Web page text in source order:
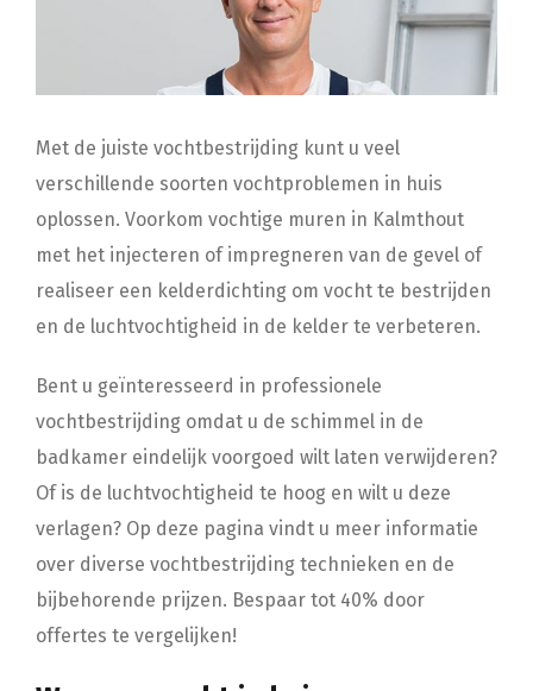
Met de juiste vochtbestrijding kunt u veel
verschillende soorten vochtproblemen in huis
oplossen. Voorkom vochtige muren in Kalmthout
met het injecteren of impregneren van de gevel of
realiseer een kelderdichting om vocht te bestrijden
en de luchtvochtigheid in de kelder te verbeteren.
Bent u geïnteresseerd in professionele
vochtbestrijding omdat u de schimmel in de
badkamer eindelijk voorgoed wilt laten verwijderen?
Of is de luchtvochtigheid te hoog en wilt u deze
verlagen? Op deze pagina vindt u meer informatie
over diverse vochtbestrijding technieken en de
bijbehorende prijzen. Bespaar tot 40% door
offertes te vergelijken!